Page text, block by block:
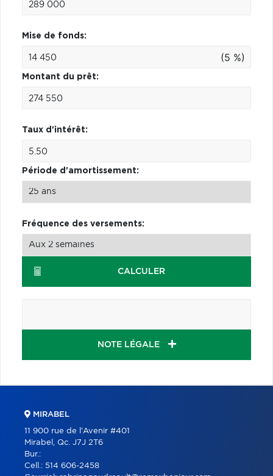
Mise de fonds:
(5 %)
Montant du prêt:
Taux d'intérêt:
Période d'amortissement:
Fréquence des versements:
CALCULER
NOTE LÉGALE
MIRABEL
11 900 rue de l'Avenir #401
Mirabel, Qc. J7J 2T6
Bur.:
Cell.: 514 606-2458